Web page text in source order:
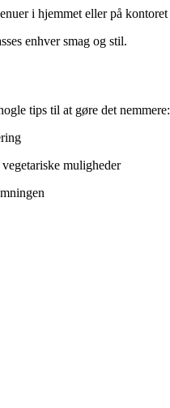
i hjemmet eller på kontoret
enhver smag og stil.
tips til at gøre det nemmere:
muligheder